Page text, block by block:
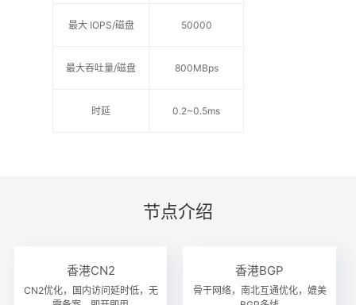
最大 IOPS/磁盘 50000
最大吞吐量/磁盘 800MBps
时延 0.2~0.5ms
节点介绍
香港CN2
CN2优化，国内访问延时低，无
香港BGP
骨干网络，南北互通优化，媲美